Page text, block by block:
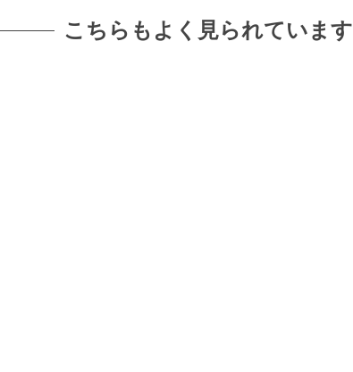
こちらもよく見られています